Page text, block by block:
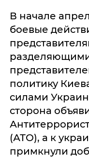
В начале
боевые
политику
силами
сторона
(АТО), а к
примкнули